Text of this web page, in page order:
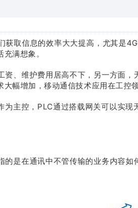
获取信息的效率大大提高，尤其是
满想象。
资、维护费用居高不下，另一方面
大幅增加 ，移动通信技术应用在工控
为主控，PLC通过搭载网关可以实
的是在通讯中不管传输的业务内容